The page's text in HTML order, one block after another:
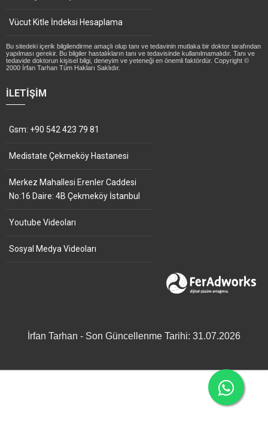
Vücut Kitle İndeksi Hesaplama
Bu sitedeki içerik bilgilendirme amaçlı olup tanı ve tedavinin mutlaka bir doktor tarafından
yapılması gerekir. Bu bilgiler hastalıkların tanı ve tedavisinde kullanılmamalıdır. Tanı ve
tedavide doktorun kişisel bilgi, deneyim ve yeteneği en önemli faktördür. Copyright ©
2000 İrfan Tarhan Tüm Hakları Saklıdır.
İLETIŞIM
Gsm: +90 542 423 79 81
Medistate Çekmeköy Hastanesi
Merkez Mahallesi Erenler Caddesi
No:16 Daire: 4B Çekmeköy İstanbul
Youtube Videoları
Sosyal Medya Videoları
İrfan Tarhan - Son Güncellenme Tarihi: 31.07.2026